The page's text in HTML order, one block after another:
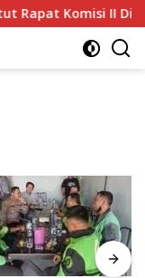
Rapat Komisi II